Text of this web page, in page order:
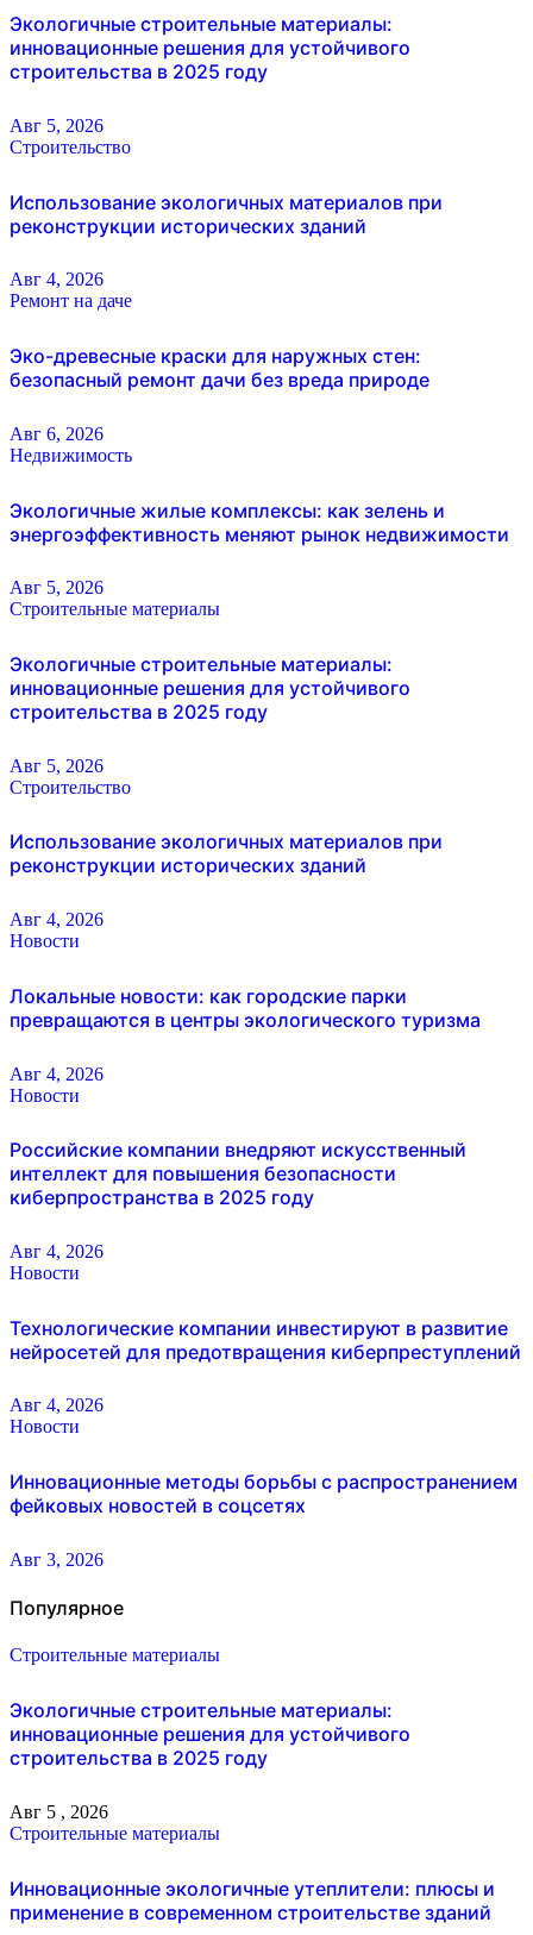
Экологичные строительные материалы:
инновационные решения для устойчивого
строительства в 2025 году
Авг 5, 2026
Строительство
Использование экологичных материалов при
реконструкции исторических зданий
Авг 4, 2026
Ремонт на даче
Эко-древесные краски для наружных стен:
безопасный ремонт дачи без вреда природе
Авг 6, 2026
Недвижимость
Экологичные жилые комплексы: как зелень и
энергоэффективность меняют рынок недвижимости
Авг 5, 2026
Строительные материалы
Экологичные строительные материалы:
инновационные решения для устойчивого
строительства в 2025 году
Авг 5, 2026
Строительство
Использование экологичных материалов при
реконструкции исторических зданий
Авг 4, 2026
Новости
Локальные новости: как городские парки
превращаются в центры экологического туризма
Авг 4, 2026
Новости
Российские компании внедряют искусственный
интеллект для повышения безопасности
киберпространства в 2025 году
Авг 4, 2026
Новости
Технологические компании инвестируют в развитие
нейросетей для предотвращения киберпреступлений
Авг 4, 2026
Новости
Инновационные методы борьбы с распространением
фейковых новостей в соцсетях
Авг 3, 2026
Популярное
Строительные материалы
Экологичные строительные материалы:
инновационные решения для устойчивого
строительства в 2025 году
Авг 5 , 2026
Строительные материалы
Инновационные экологичные утеплители: плюсы и
применение в современном строительстве зданий